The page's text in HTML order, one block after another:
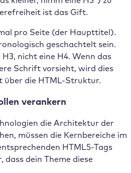
ist das Gift.
pro Seite (der Haupttitel).
geschachtelt sein.
nicht eine H4. Wenn das
Schrift vorsieht, wird dies
über die HTML-Struktur.
verankern
die Architektur der
müssen die Kernbereiche im
HTML5-Tags
dass dein Theme diese